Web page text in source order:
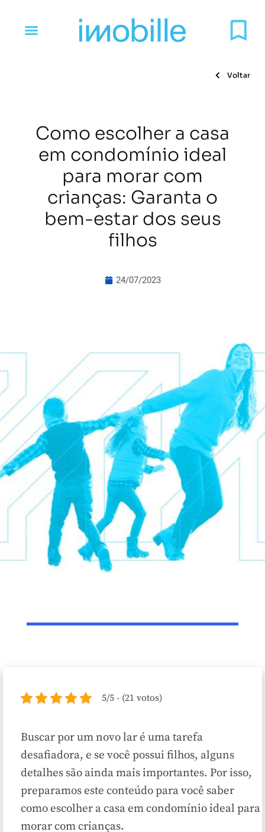
Voltar
Como escolher a casa
em condomínio ideal
para morar com
crianças: Garanta o
bem-estar dos seus
filhos
24/07/2023
5/5 - (21 votos)
Buscar por um novo lar é uma tarefa
desafiadora, e se você possui filhos, alguns
detalhes são ainda mais importantes. Por isso,
preparamos este conteúdo para você saber
como escolher a casa em condomínio ideal para
morar com crianças.